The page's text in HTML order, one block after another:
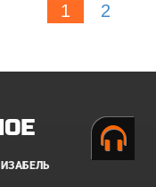
1 2